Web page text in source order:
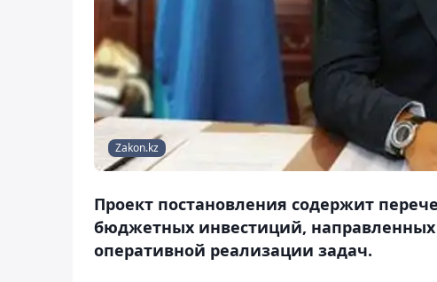
Zakon.kz
Проект постановления содержит
бюджетных инвестиций,
оперативной реализации задач.